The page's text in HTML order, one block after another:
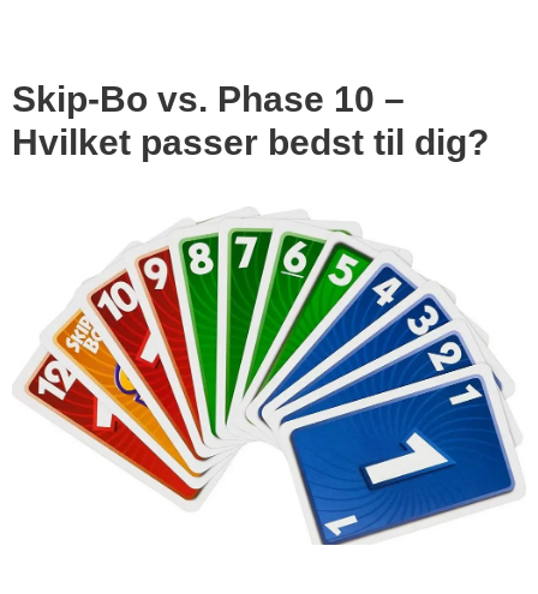
Skip-Bo vs. Phase 10 –
Hvilket passer bedst til dig?